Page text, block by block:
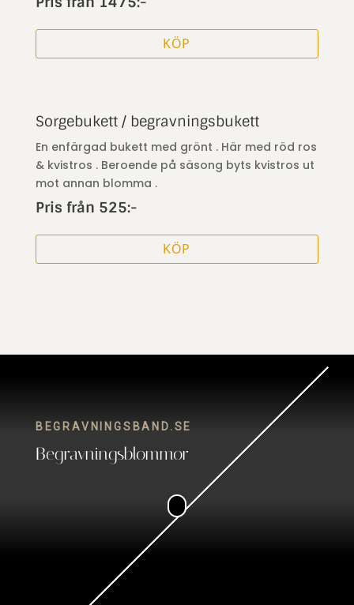
KÖP
Sorgebukett / begravningsbukett
En enfärgad bukett med grönt . Här med röd ros
& kvistros . Beroende på säsong byts kvistros ut
mot annan blomma .
Pris från 525:-
KÖP
BEGRAVNINGSBAND.SE
Begravningsblommor